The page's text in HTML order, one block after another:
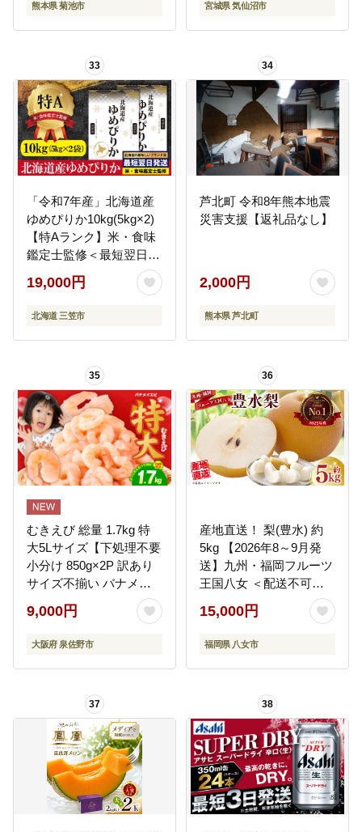
熊本県 菊池市 宮城県 気仙沼市
33
「令和7年産」北海道産
ゆめぴりか10kg(5kg×2)
【特Aランク】米・食味
鑑定士監修＜最短翌日発
送＞【1606120】
19,000円
北海道 三笠市
34
芦北町 令和8年熊本地震
災害支援【返礼品なし】
2,000円
熊本県 芦北町
35
むきえび 総量 1.7kg 特
大5Lサイズ【下処理不要
小分け 850g×2P 訳あり
サイズ不揃い バナメイ
エビ バラ凍結】 G4142
9,000円
大阪府 泉佐野市
36
産地直送！ 梨(豊水) 約
5kg 【2026年8～9月発
送】九州・福岡フルーツ
王国八女 ＜配送不可：
北海道・沖縄・離島＞
なし ナシ 果物 果実 フル
ーツ 先行予約 デザート
シー みずみずしい 果汁
数量限定 秋の味覚
15,000円
福岡県 八女市
37 38